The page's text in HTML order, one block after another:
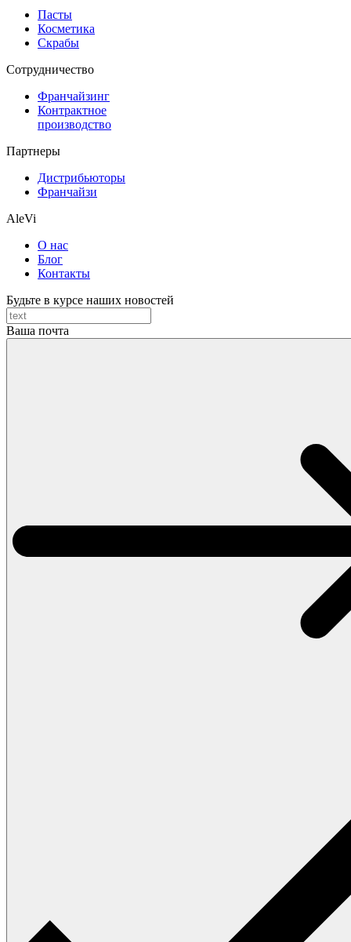
Пасты
Косметика
Скрабы
Cотрудничество
Франчайзинг
Контрактное
производство
Партнеры
Дистрибьюторы
Франчайзи
AleVi
О нас
Блог
Контакты
Будьте в курсе наших новостей
Ваша почта